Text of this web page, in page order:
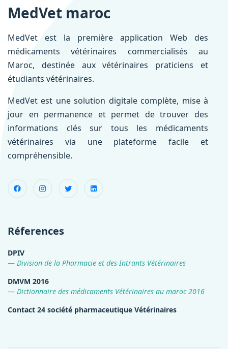
MedVet maroc
MedVet est la première application Web des
médicaments vétérinaires commercialisés au
Maroc, destinée aux vétérinaires praticiens et
étudiants vétérinaires.
MedVet est une solution digitale complète, mise à
jour en permanence et permet de trouver des
informations clés sur tous les médicaments
vétérinaires via une plateforme facile et
compréhensible.
Réferences
DPIV
Division de la Pharmacie et des Intrants Vétérinaires
DMVM 2016
Dictionnaire des médicaments Vétérinaires au maroc 2016
Contact 24 société pharmaceutique Vétérinaires